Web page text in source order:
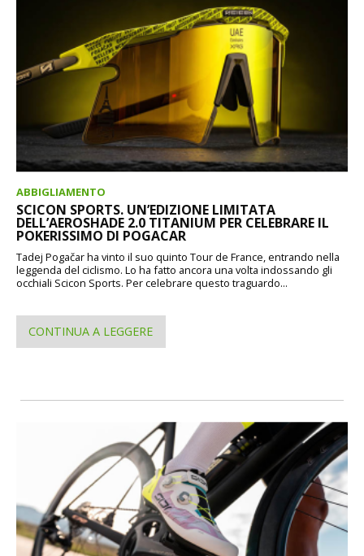
ABBIGLIAMENTO
SCICON SPORTS. UN’EDIZIONE LIMITATA
DELL’AEROSHADE 2.0 TITANIUM PER CELEBRARE IL
POKERISSIMO DI POGACAR
Tadej Pogačar ha vinto il suo quinto Tour de France, entrando nella
leggenda del ciclismo. Lo ha fatto ancora una volta indossando gli
occhiali Scicon Sports. Per celebrare questo traguardo...
CONTINUA A LEGGERE